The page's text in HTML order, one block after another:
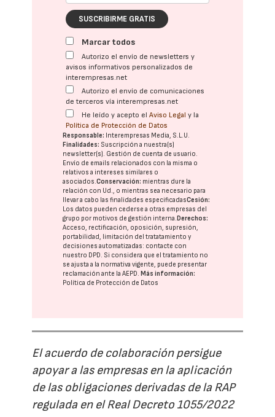
SUSCRIBIRME GRATIS
Marcar todos
Autorizo el envío de newsletters y
avisos informativos personalizados de
interempresas.net
Autorizo el envío de comunicaciones
de terceros vía interempresas.net
He leído y acepto elAviso Legal y la
Política de Protección de Datos
Responsable: Interempresas Media, S.L.U.
Finalidades: Suscripción a nuestra(s)
newsletter(s). Gestión de cuenta de usuario.
Envío de emails relacionados con la misma o
relativos a intereses similares o
asociados.Conservación: mientras dure la
relación con Ud., o mientras sea necesario para
llevar a cabo las finalidades especificadasCesión:
Los datos pueden cederse a otras empresas del
grupo por motivos de gestión interna.Derechos:
Acceso, rectificación, oposición, supresión,
portabilidad, limitación del tratatamiento y
decisiones automatizadas: contacte con
nuestro DPD. Si considera que el tratamiento no
se ajusta a la normativa vigente, puede presentar
reclamación ante laAEPD.Más información:
Política de Protección de Datos
El acuerdo de colaboración persigue
apoyar a las empresas en la aplicación
de las obligaciones derivadas de la RAP
regulada en el Real Decreto 1055/2022